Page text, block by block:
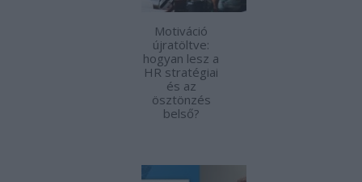
Motiváció
újratöltve:
hogyan lesz a
HR stratégiai
és az
ösztönzés
belső?